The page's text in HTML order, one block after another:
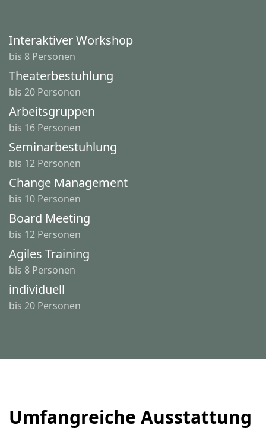
Interaktiver Workshop
bis 8 Personen
Theaterbestuhlung
bis 20 Personen
Arbeitsgruppen
bis 16 Personen
Seminarbestuhlung
bis 12 Personen
Change Management
bis 10 Personen
Board Meeting
bis 12 Personen
Agiles Training
bis 8 Personen
individuell
bis 20 Personen
Umfangreiche Ausstattung